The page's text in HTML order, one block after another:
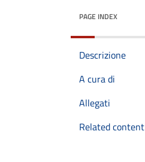
PAGE INDEX
Descrizione
A cura di
Allegati
Related content